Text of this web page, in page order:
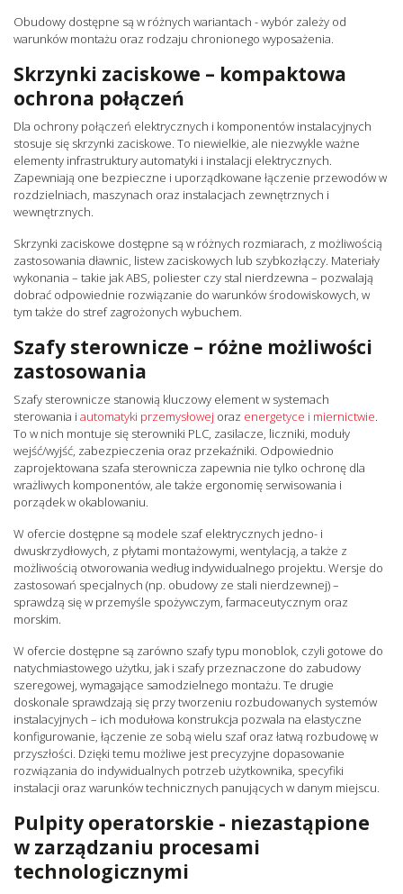
Obudowy dostępne są w różnych wariantach - wybór zależy od
warunków montażu oraz rodzaju chronionego wyposażenia.
Skrzynki zaciskowe – kompaktowa
ochrona połączeń
Dla ochrony połączeń elektrycznych i komponentów instalacyjnych
stosuje się skrzynki zaciskowe. To niewielkie, ale niezwykle ważne
elementy infrastruktury automatyki i instalacji elektrycznych.
Zapewniają one bezpieczne i uporządkowane łączenie przewodów w
rozdzielniach, maszynach oraz instalacjach zewnętrznych i
wewnętrznych.
Skrzynki zaciskowe dostępne są w różnych rozmiarach, z możliwością
zastosowania dławnic, listew zaciskowych lub szybkozłączy. Materiały
wykonania – takie jak ABS, poliester czy stal nierdzewna – pozwalają
dobrać odpowiednie rozwiązanie do warunków środowiskowych, w
tym także do stref zagrożonych wybuchem.
Szafy sterownicze – różne możliwości
zastosowania
Szafy sterownicze stanowią kluczowy element w systemach
sterowania i automatyki przemysłowej oraz energetyce i miernictwie.
To w nich montuje się sterowniki PLC, zasilacze, liczniki, moduły
wejść/wyjść, zabezpieczenia oraz przekaźniki. Odpowiednio
zaprojektowana szafa sterownicza zapewnia nie tylko ochronę dla
wrażliwych komponentów, ale także ergonomię serwisowania i
porządek w okablowaniu.
W ofercie dostępne są modele szaf elektrycznych jedno- i
dwuskrzydłowych, z płytami montażowymi, wentylacją, a także z
możliwością otworowania według indywidualnego projektu. Wersje do
zastosowań specjalnych (np. obudowy ze stali nierdzewnej) –
sprawdzą się w przemyśle spożywczym, farmaceutycznym oraz
morskim.
W ofercie dostępne są zarówno szafy typu monoblok, czyli gotowe do
natychmiastowego użytku, jak i szafy przeznaczone do zabudowy
szeregowej, wymagające samodzielnego montażu. Te drugie
doskonale sprawdzają się przy tworzeniu rozbudowanych systemów
instalacyjnych – ich modułowa konstrukcja pozwala na elastyczne
konfigurowanie, łączenie ze sobą wielu szaf oraz łatwą rozbudowę w
przyszłości. Dzięki temu możliwe jest precyzyjne dopasowanie
rozwiązania do indywidualnych potrzeb użytkownika, specyfiki
instalacji oraz warunków technicznych panujących w danym miejscu.
Pulpity operatorskie - niezastąpione
w zarządzaniu procesami
technologicznymi